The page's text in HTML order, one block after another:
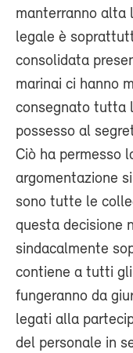
manterranno alta
legale è
consolidata
marinai ci hanno
consegnato tutta
possesso al
Ciò ha permesso
argomentazione
sono tutte le
questa decisione
sindacalmente
contiene a tutti
fungeranno da
legati alla
del personale in